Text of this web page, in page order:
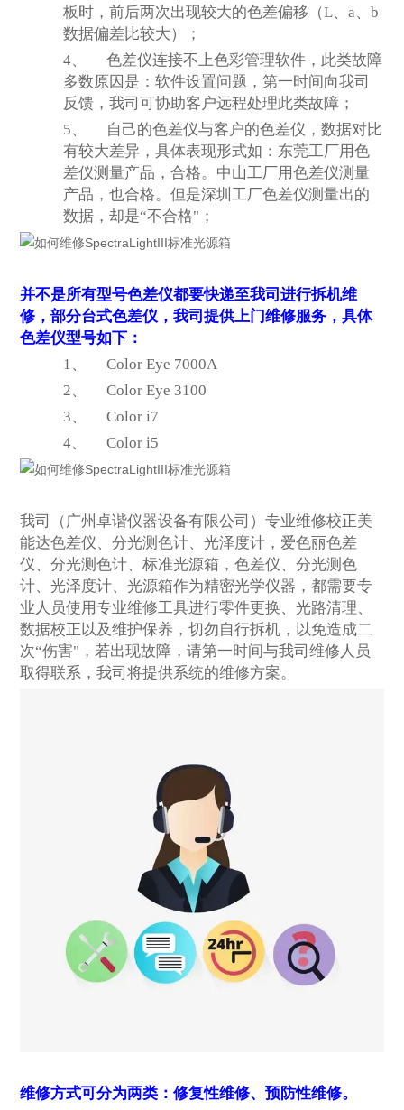
板时，前后两次出现较大的色差偏移（L、a、b
数据偏差比较大）；
4、
色差仪连接不上色彩管理软件，此类故障
多数原因是：软件设置问题，第一时间向我司
反馈 ，我司可协助客户远程处理此类故障；
5、
自己的色差仪与客户的色差仪，数据对比
有较大差异，具体表现形式如：东莞工厂用色
差仪测量产品，合格。中山工厂用色差仪测量
产品，也合格。但是深圳工厂色差仪测量出的
数据，却是“不合格"；
并不是所有型号色差仪都要快递至我司进行拆机维
修，部分台式色差仪，我司提供上门维修服务，具体
色差仪型号如下：
1、
Color Eye 7000A
2、
Color Eye 3100
3、
Color i7
4、
Color i5
我司（广州卓谐仪器设备有限公司）专业维修校正美
能达色差仪、分光测色计、光泽度计，爱色丽色差
仪、分光测色计、标准光源箱，色差仪、分光测色
计、光泽度计、光源箱作为精密光学仪器，都需要专
业人员使用专业维修工具进行零件更换、光路清理、
数据校正以及维护保养，切勿自行拆机，以免造成二
次“伤害"，若出现故障，请第一时间与我司维修人员
取得联系，我司将提供系统的维修方案。
维修方式可分为两类：修复性维修、预防性维修。